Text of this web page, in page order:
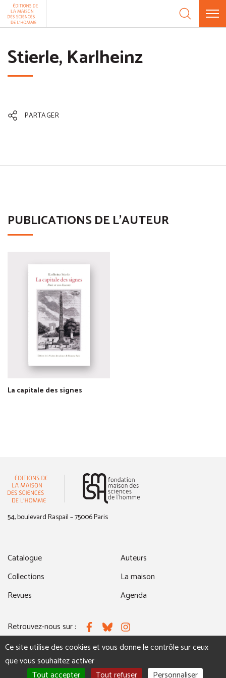
Aller au contenu
Stierle, Karlheinz
PARTAGER
PUBLICATIONS DE L'AUTEUR
La capitale des signes
54, boulevard Raspail – 75006 Paris
Catalogue
Collections
Revues
Auteurs
La maison
Agenda
Retrouvez-nous sur : FacebookBlueskyInstagram
MENTIONS LÉGALES NOUS CONTACTER
Panneau de gestion des cookies
Ce site utilise des cookies et vous donne le contrôle sur ceux
que vous souhaitez activer
Tout accepter
Tout refuser Personnaliser